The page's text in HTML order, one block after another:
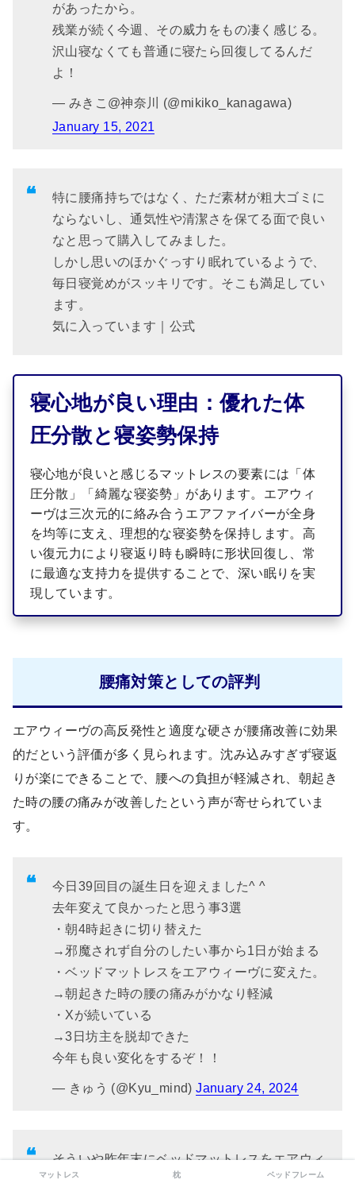
があったから。
残業が続く今週、その威力をもの凄く感じる。
沢山寝なくても普通に寝たら回復してるんだ
よ！
— みきこ@神奈川 (@mikiko_kanagawa)
January 15, 2021
特に腰痛持ちではなく、ただ素材が粗大ゴミに
ならないし、通気性や清潔さを保てる面で良い
なと思って購入してみました。
しかし思いのほかぐっすり眠れているようで、
毎日寝覚めがスッキリです。そこも満足してい
ます。
気に入っています｜公式
寝心地が良い理由：優れた体
圧分散と寝姿勢保持
寝心地が良いと感じるマットレスの要素には「体
圧分散」「綺麗な寝姿勢」があります。エアウィ
ーヴは三次元的に絡み合うエアファイバーが全身
を均等に支え、理想的な寝姿勢を保持します。高
い復元力により寝返り時も瞬時に形状回復し、常
に最適な支持力を提供することで、深い眠りを実
現しています。
腰痛対策としての評判
エアウィーヴの高反発性と適度な硬さが腰痛改善に効果
的だという評価が多く見られます。沈み込みすぎず寝返
りが楽にできることで、腰への負担が軽減され、朝起き
た時の腰の痛みが改善したという声が寄せられていま
す。
今日39回目の誕生日を迎えました^ ^
去年変えて良かったと思う事3選
・朝4時起きに切り替えた
→邪魔されず自分のしたい事から1日が始まる
・ベッドマットレスをエアウィーヴに変えた。
→朝起きた時の腰の痛みがかなり軽減
・Xが続いている
→3日坊主を脱却できた
今年も良い変化をするぞ！！
— きゅう (@Kyu_mind)January 24, 2024
そういや昨年末にベッドマットレスをエアウィ
ーヴのいちばん硬いやつに変えたんだけど、腰
マットレス 枕 ベッドフレーム